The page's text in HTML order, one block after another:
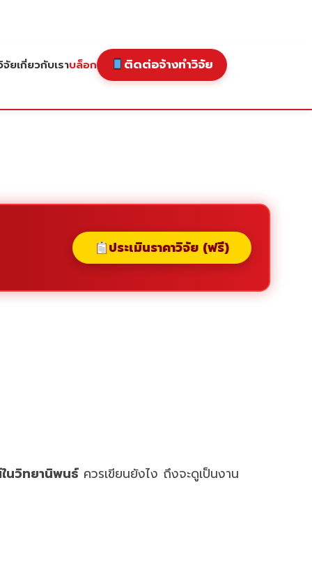
จัยเกี่ยวกับเราบล็อก ติดต่อจ้างทำวิจัย
ประเมินราคาวิจัย (ฟรี)
นวิทยานิพนธ์ ควรเขียนยังไง ถึงจะดูเป็นงาน